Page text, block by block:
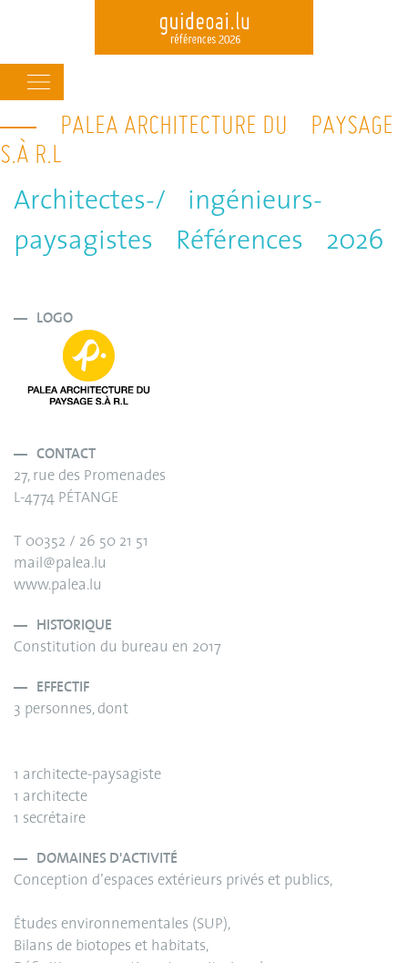
Skip
to
navigation
PALEA ARCHITECTURE DU PAYSAGE
S.À R.L
Architectes-/ ingénieurs-
paysagistes Références 2026
LOGO
CONTACT
27, rue des Promenades
L-4774 PÉTANGE
T 00352 / 26 50 21 51
mail@palea.lu
www.palea.lu
HISTORIQUE
Constitution du bureau en 2017
EFFECTIF
3 personnes, dont
1 architecte-paysagiste
1 architecte
1 secrétaire
DOMAINES D'ACTIVITÉ
Conception d’espaces extérieurs privés et publics,
Études environnementales (SUP),
Bilans de biotopes et habitats,